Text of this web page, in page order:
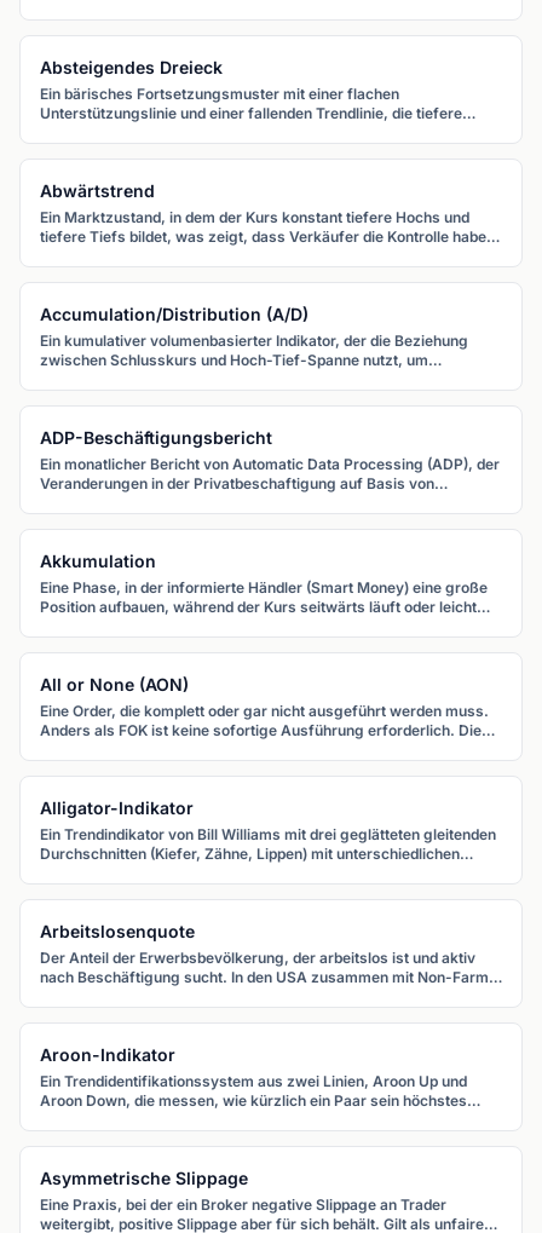
Absteigendes Dreieck
Ein bärisches Fortsetzungsmuster mit einer flachen
Unterstützungslinie und einer fallenden Trendlinie, die tiefere
Abwärtstrend
Ein Marktzustand, in dem der Kurs konstant tiefere Hochs und
tiefere Tiefs bildet, was zeigt, dass Verkäufer die Kontrolle haben
Accumulation/Distribution (A/D)
Ein kumulativer volumenbasierter Indikator, der die Beziehung
zwischen Schlusskurs und Hoch-Tief-Spanne nutzt, um
ADP-Beschäftigungsbericht
Ein monatlicher Bericht von Automatic Data Processing (ADP), der
Veranderungen in der Privatbeschaftigung auf Basis von
Akkumulation
Eine Phase, in der informierte Händler (Smart Money) eine große
Position aufbauen, während der Kurs seitwärts läuft oder leicht
All or None (AON)
Eine Order, die komplett oder gar nicht ausgeführt werden muss.
Anders als FOK ist keine sofortige Ausführung erforderlich. Die
Alligator-Indikator
Ein Trendindikator von Bill Williams mit drei geglätteten gleitenden
Durchschnitten (Kiefer, Zähne, Lippen) mit unterschiedlichen
Arbeitslosenquote
Der Anteil der Erwerbsbevölkerung, der arbeitslos ist und aktiv
nach Beschäftigung sucht. In den USA zusammen mit Non-Farm
Aroon-Indikator
Ein Trendidentifikationssystem aus zwei Linien, Aroon Up und
Aroon Down, die messen, wie kürzlich ein Paar sein höchstes
Asymmetrische Slippage
Eine Praxis, bei der ein Broker negative Slippage an Trader
weitergibt, positive Slippage aber für sich behält. Gilt als unfaire